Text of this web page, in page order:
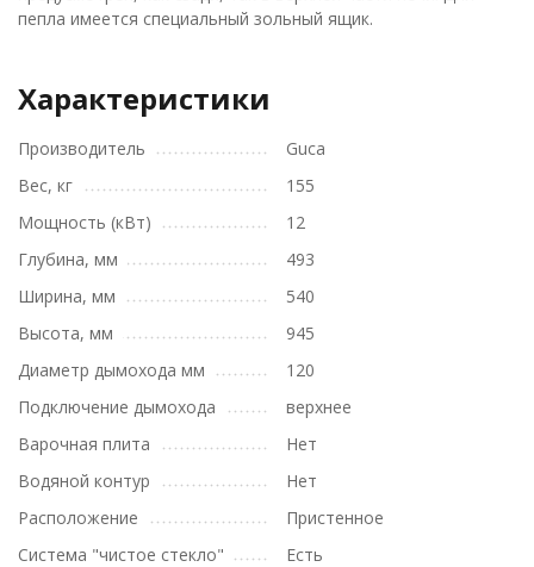
пепла имеется специальный зольный ящик.
Характеристики
Производитель
Guca
Вес, кг
155
Мощность (кВт)
12
Глубина, мм
493
Ширина, мм
540
Высота, мм
945
Диаметр дымохода мм
120
Подключение дымохода
верхнее
Варочная плита
Нет
Водяной контур
Нет
Расположение
Пристенное
Система "чистое стекло"
Есть